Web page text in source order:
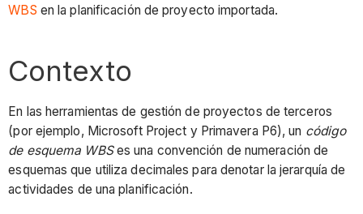
WBS en la planificación de proyecto importada.
Contexto
En las herramientas de gestión de proyectos de terceros
(por ejemplo, Microsoft Project y Primavera P6), un código
de esquema WBSes una convención de numeración de
esquemas que utiliza decimales para denotar la jerarquía de
actividades de una planificación.